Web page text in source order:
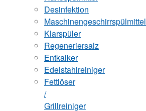
Desinfektion
Maschinengeschirrspülmittel
Klarspüler
Regeneriersalz
Entkalker
Edelstahlreiniger
Fettlöser
/
Grillreiniger